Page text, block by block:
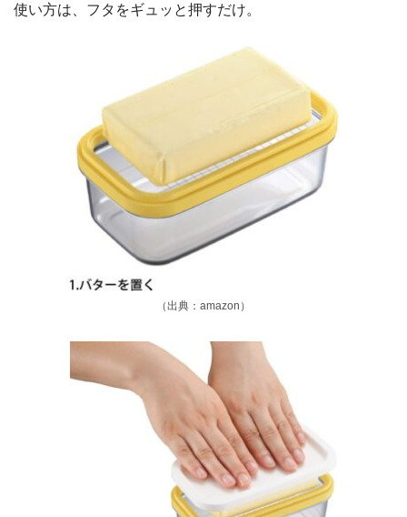
使い方は、フタをギュッと押すだけ。
（出典：amazon）